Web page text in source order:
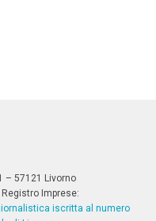
– 57121 Livorno
Registro Imprese:
iscritta al numero